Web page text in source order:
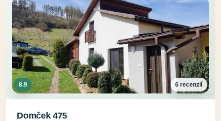
8.9 6 recenzií
Domček 475